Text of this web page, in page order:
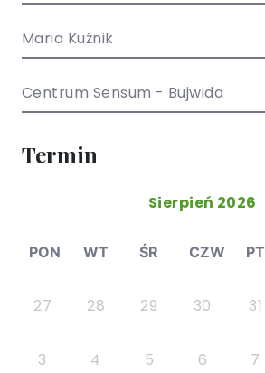
Maria Kuźnik
Centrum Sensum - Bujwida
Termin
Sierpień 2026
PON WT ŚR CZW PT
27 28 29 30 31
3 4 5 6 7